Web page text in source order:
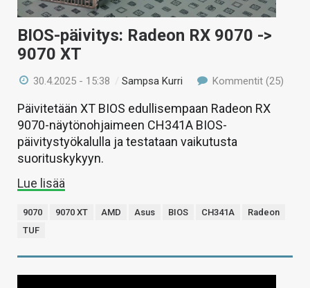
BIOS-päivitys: Radeon RX 9070 ->
9070 XT
30.4.2025 - 15:38 /Sampsa Kurri Kommentit (25)
Päivitetään XT BIOS edullisempaan Radeon RX
9070-näytönohjaimeen CH341A BIOS-
päivitystyökalulla ja testataan vaikutusta
suorituskykyyn.
Lue lisää
9070 9070 XT AMD Asus BIOS CH341A
Radeon
TUF